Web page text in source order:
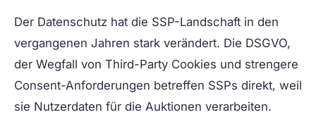
Der Datenschutz hat die SSP-Landschaft in den
vergangenen Jahren stark verändert. Die DSGVO,
der Wegfall von Third-Party Cookies und strengere
Consent-Anforderungen betreffen SSPs direkt, weil
sie Nutzerdaten für die Auktionen verarbeiten.